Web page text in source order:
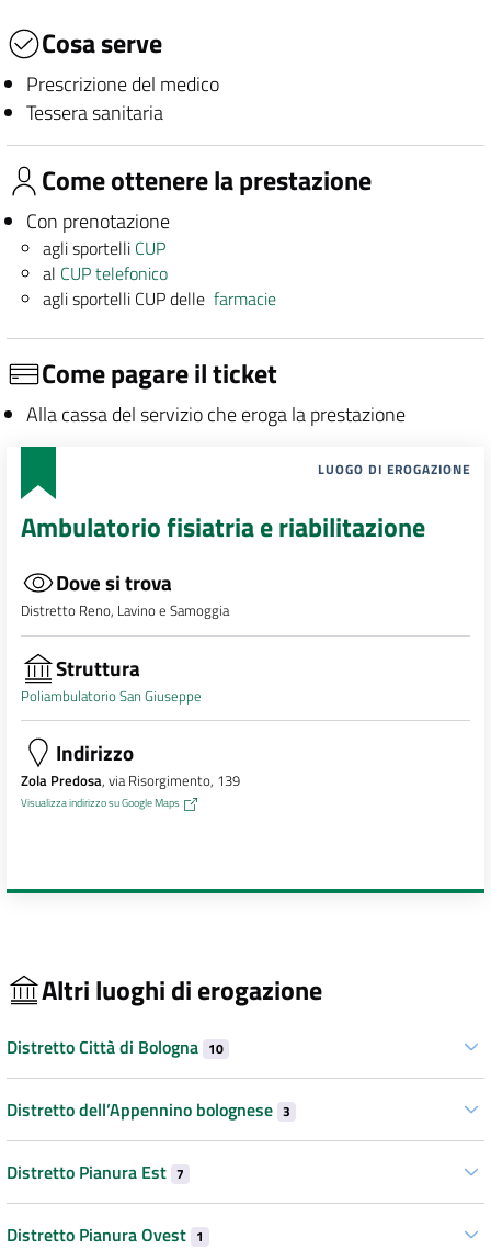
Cosa serve
Prescrizione del medico
Tessera sanitaria
Come ottenere la prestazione
Con prenotazione
agli sportelli CUP
al CUP telefonico
agli sportelli CUP dellefarmacie
Come pagare il ticket
Alla cassa del servizio che eroga la prestazione
LUOGO DI EROGAZIONE
Ambulatorio fisiatria e riabilitazione
Dove si trova
Distretto Reno, Lavino e Samoggia
Struttura
Poliambulatorio San Giuseppe
Indirizzo
Zola Predosa, via Risorgimento, 139
Visualizza indirizzo su Google Maps
Altri luoghi di erogazione
Distretto Città di Bologna 10
Distretto dell’Appennino bolognese 3
Distretto Pianura Est 7
Distretto Pianura Ovest 1